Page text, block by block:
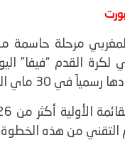
مرحلة حاسمة
لكرة القدم
في 30 ماي الجاري.
التقني من هذه